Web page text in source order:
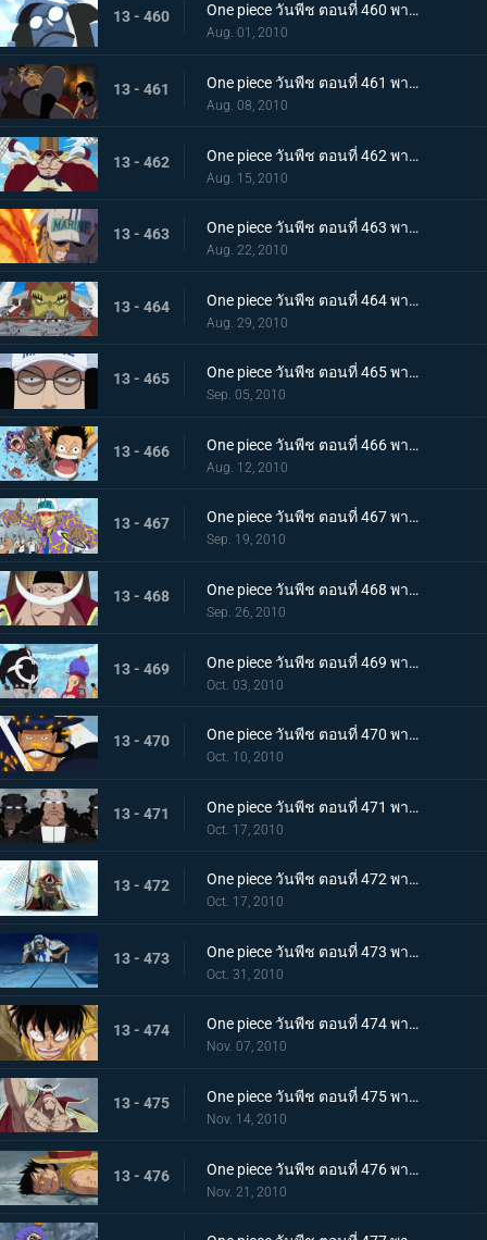
13 - 460 One piece วันพีช ตอนที่ 460 พากย์ไทย กองเรือมหึมาปรากฏ! กลุ่มโจรสลัดหนวดขาวบุกมาแล้ว
Aug. 01, 2010
13 - 461 One piece วันพีช ตอนที่ 461 พากย์ไทย ศึกตัดสินเริ่มเปิดม่าน! อดีตระหว่าง เอส กับ หนวดขาว!
Aug. 08, 2010
13 - 462 One piece วันพีช ตอนที่ 462 พากย์ไทย พลังทำลายล้างโลก! ความสามารถของ ผลกุระ-กุระ
Aug. 15, 2010
13 - 463 One piece วันพีช ตอนที่ 463 พากย์ไทย เผาทุกสิ่งจนมอดไหม้!! พลังของพลเรือเอกอาคาอินุ!
Aug. 22, 2010
13 - 464 One piece วันพีช ตอนที่ 464 พากย์ไทย ลูกหลานของปีศาจ! ลิตเติ้ลออสจูเนียร์! จู่โจม
Aug. 29, 2010
13 - 465 One piece วันพีช ตอนที่ 465 พากย์ไทย ผู้ชนะเท่านั้นที่ถูกต้อง! แผนของเซ็นโงคุเริ่มออกลาย!
Sep. 05, 2010
13 - 466 One piece วันพีช ตอนที่ 466 พากย์ไทย ทีมหมวกฟางมาถึงแล้ว! สนามรบเดือดถึงขีดสุด
Aug. 12, 2010
13 - 467 One piece วันพีช ตอนที่ 467 พากย์ไทย ถึงต้องตายก็จะช่วย การต่อสู้ของ ลูฟี่ กับ กองทัพเรือ เริ่มแล้ว
Sep. 19, 2010
13 - 468 One piece วันพีช ตอนที่ 468 พากย์ไทย สงครามยังคงดุเดือด! การต่อสู้ระหว่างผู้มีพลังพิเศษ
Sep. 26, 2010
13 - 469 One piece วันพีช ตอนที่ 469 พากย์ไทย เหตุผิดปกติที่เกิดจากคุมะ หมัดแห่งความโกรธของคุณอีวา
Oct. 03, 2010
13 - 470 One piece วันพีช ตอนที่ 470 พากย์ไทย สุดยอดนักดาบมิฮอว์ค คมดาบดำที่ฟาดใส่ลูฟี่
Oct. 10, 2010
13 - 471 One piece วันพีช ตอนที่ 471 พากย์ไทย เริ่มแผนทำลายล้าง อาณุภาพของกองทัพแปซิฟิสต้า
Oct. 17, 2010
13 - 472 One piece วันพีช ตอนที่ 472 พากย์ไทย อุบายของอาคาอินุ! หนวดขาวติดกับเข้าแล้ว
Oct. 17, 2010
13 - 473 One piece วันพีช ตอนที่ 473 พากย์ไทย เริ่มใช้แผนกำแพงล้อม! กลุ่มโจรสลัดหนวดขาวจนมุม!!
Oct. 31, 2010
13 - 474 One piece วันพีช ตอนที่ 474 พากย์ไทย คำสั่งลงมือประหารออกมาแล้ว ถล่มกำแพงที่ล้อมเร็วเข้า!
Nov. 07, 2010
13 - 475 One piece วันพีช ตอนที่ 475 พากย์ไทย เข้าสู่ช่วงสุดท้าย! หมากพลิกสถานการณ์ของหนวดขาว
Nov. 14, 2010
13 - 476 One piece วันพีช ตอนที่ 476 พากย์ไทย ลูพี่หมดแรง! สงครามดุเดือดเหนือลานโอริส!!
Nov. 21, 2010